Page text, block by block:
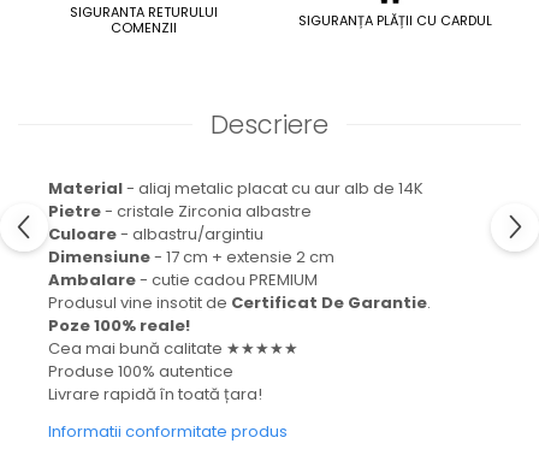
SIGURANTA RETURULUI
COMENZII
SIGURANȚA PLĂȚII CU CARDUL
Descriere
Material- aliaj metalic placat cu aur alb de 14K
Pietre- cristale Zirconia albastre
Culoare- albastru/argintiu
Dimensiune- 17 cm + extensie 2 cm
Ambalare- cutie cadou PREMIUM
Produsul vine insotit de Certificat De Garantie.
Poze 100% reale!
Cea mai bună calitate ★★★★★
Produse 100% autentice
Livrare rapidă în toată țara!
Informatii conformitate produs